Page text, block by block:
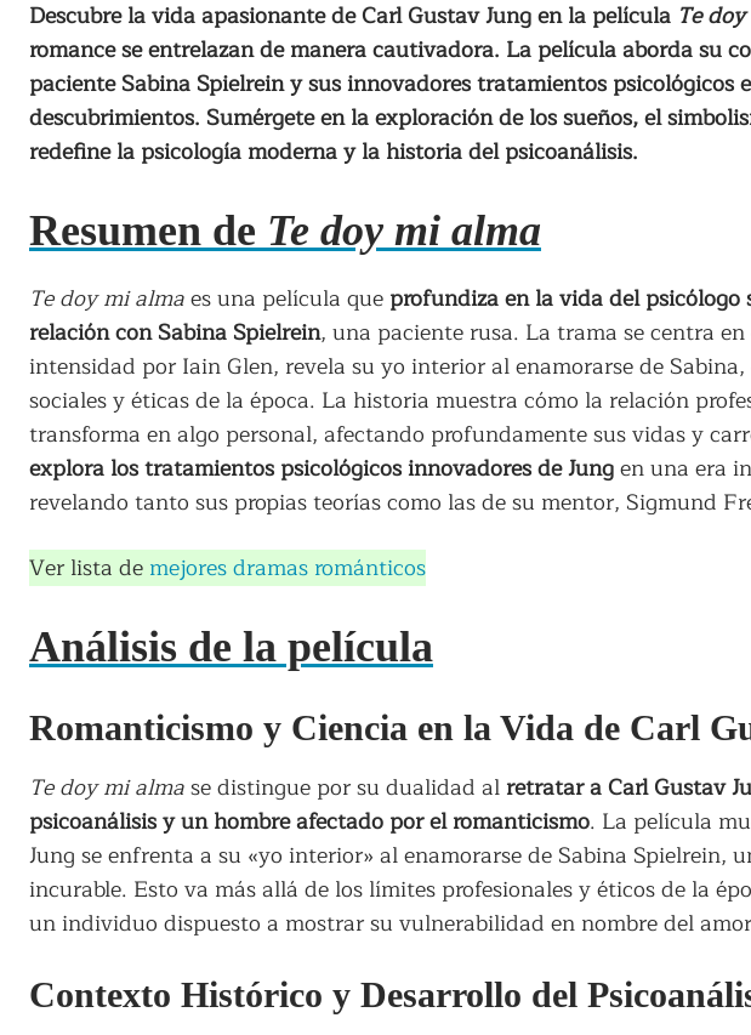
Descubre la vida apasionante de Carl Gustav Jung en la película Te
romance se entrelazan de manera cautivadora. La película aborda su
paciente Sabina Spielrein y sus innovadores tratamientos psicológicos
descubrimientos. Sumérgete en la exploración de los sueños, el
redefine la psicología moderna y la historia del psicoanálisis.
Resumen de Te doy mi alma
Te doy mi almaes una película que profundiza en la vida del psicólogo
relación con Sabina Spielrein, una paciente rusa. La trama se centra
intensidad por Iain Glen, revela su yo interior al enamorarse de
sociales y éticas de la época. La historia muestra cómo la relación
transforma en algo personal, afectando profundamente sus vidas y
explora los tratamientos psicológicos innovadores de Jungen una era
revelando tanto sus propias teorías como las de su mentor, Sigmund
Ver lista de mejores dramas románticos
Análisis de la película
Romanticismo y Ciencia en la Vida de Carl
Te doy mi almase distingue por su dualidad al retratar a Carl Gustav
psicoanálisis y un hombre afectado por el romanticismo. La película
Jung se enfrenta a su «yo interior» al enamorarse de Sabina Spielrein,
incurable. Esto va más allá de los límites profesionales y éticos de la
un individuo dispuesto a mostrar su vulnerabilidad en nombre del
Contexto Histórico y Desarrollo del